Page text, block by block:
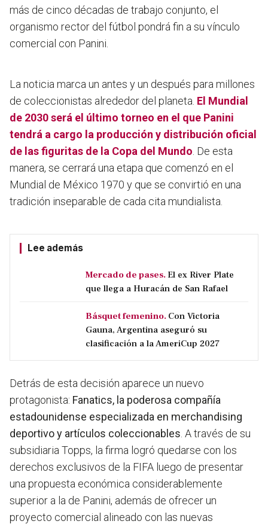
más de cinco décadas de trabajo conjunto, el
organismo rector del fútbol pondrá fin a su vínculo
comercial con Panini.
La noticia marca un antes y un después para millones
de coleccionistas alrededor del planeta. El Mundial
de 2030 será el último torneo en el que Panini
tendrá a cargo la producción y distribución oficial
de las figuritas de la Copa del Mundo . De esta
manera, se cerrará una etapa que comenzó en el
Mundial de México 1970 y que se convirtió en una
tradición inseparable de cada cita mundialista.
Lee además
Mercado de pases. El ex River Plate
que llega a Huracán de San Rafael
Básquet femenino. Con Victoria
Gauna, Argentina aseguró su
clasificación a la AmeriCup 2027
Detrás de esta decisión aparece un nuevo
protagonista: Fanatics, la poderosa compañía
estadounidense especializada en merchandising
deportivo y artículos coleccionables . A través de su
subsidiaria Topps, la firma logró quedarse con los
derechos exclusivos de la FIFA luego de presentar
una propuesta económica considerablemente
superior a la de Panini, además de ofrecer un
proyecto comercial alineado con las nuevas